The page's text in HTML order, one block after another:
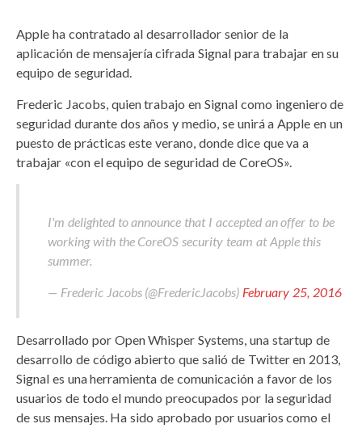
Apple ha contratado al desarrollador senior de la
aplicación de mensajería cifrada Signal para trabajar en su
equipo de seguridad.
Frederic Jacobs, quien trabajo en Signal como ingeniero de
seguridad durante dos años y medio, se unirá a Apple en un
puesto de prácticas este verano, donde dice que va a
trabajar «con el equipo de seguridad de CoreOS».
I'm delighted to announce that I accepted an offer to be
working with the CoreOS security team at Apple this
summer.
— Frederic Jacobs (@FredericJacobs) February 25, 2016
Desarrollado por Open Whisper Systems, una startup de
desarrollo de código abierto que salió de Twitter en 2013,
Signal es una herramienta de comunicación a favor de los
usuarios de todo el mundo preocupados por la seguridad
de sus mensajes. Ha sido aprobado por usuarios como el